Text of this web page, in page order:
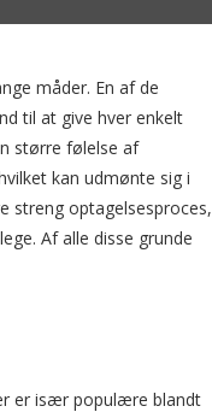
måder. En af de
til at give hver enkelt
større følelse af
kan udmønte sig i
streng optagelsesproces,
Af alle disse grunde
er især populære blandt